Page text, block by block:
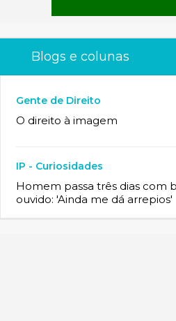
Blogs e colunas
Gente de Direito
O direito à imagem
IP - Curiosidades
Homem passa três dias com
ouvido: 'Ainda me dá arrepios'